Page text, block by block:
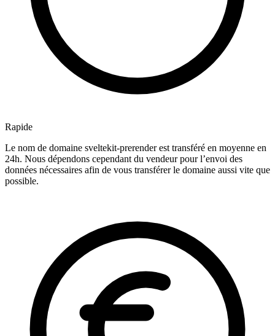
Rapide
Le nom de domaine sveltekit-prerender est transféré en moyenne en
24h. Nous dépendons cependant du vendeur pour l’envoi des
données nécessaires afin de vous transférer le domaine aussi vite que
possible.